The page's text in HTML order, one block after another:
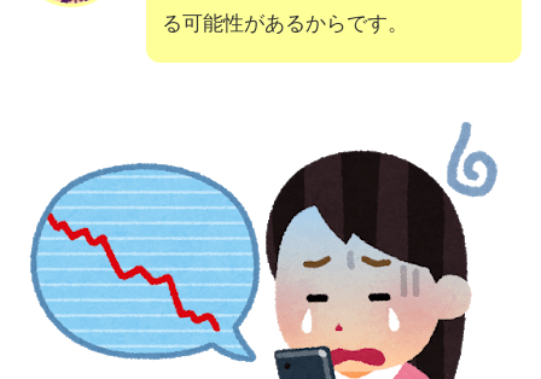
る可能性があるからです。